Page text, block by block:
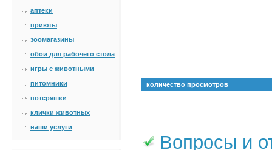
аптеки
приюты
зоомагазины
обои для рабочего стола
игры с животными
питомники
потеряшки
клички животных
наши услуги
количество просмотров
Вопросы и